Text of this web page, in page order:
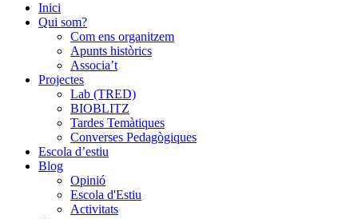
Inici
Qui som?
Com ens organitzem
Apunts històrics
Associa’t
Projectes
Lab (TRED)
BIOBLITZ
Tardes Temàtiques
Converses Pedagògiques
Escola d’estiu
Blog
Opinió
Escola d'Estiu
Activitats